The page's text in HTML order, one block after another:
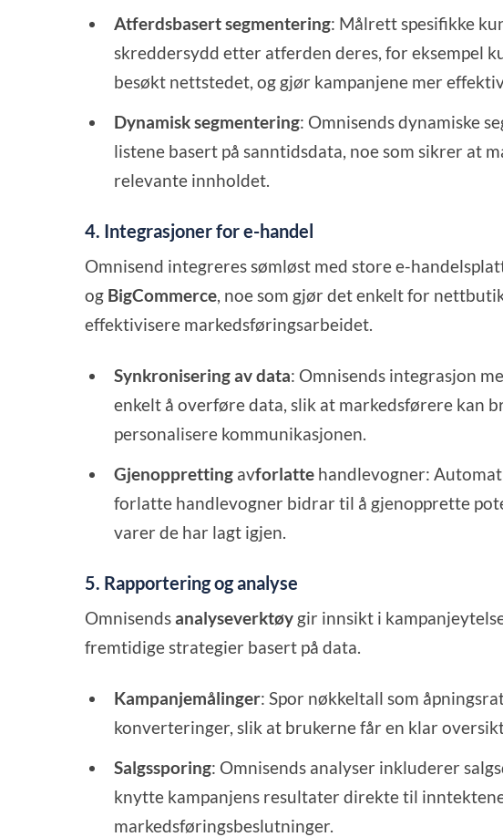
Atferdsbasert segmentering: Målrett spesifikke
skreddersydd etter atferden deres, for eksempel
besøkt nettstedet, og gjør kampanjene mer
Dynamisk segmentering: Omnisends dynamiske
listene basert på sanntidsdata, noe som sikrer at
relevante innholdet.
4. Integrasjoner for e-handel
Omnisend integreres sømløst med store e-
og BigCommerce, noe som gjør det enkelt for
effektivisere markedsføringsarbeidet.
Synkronisering av data: Omnisends integrasjon
enkelt å overføre data, slik at markedsførere kan
personalisere kommunikasjonen.
Gjenoppretting avforlatte handlevogner:
forlatte handlevogner bidrar til å gjenopprette
varer de har lagt igjen.
5. Rapportering og analyse
Omnisendsanalyseverktøy gir innsikt i
fremtidige strategier basert på data.
Kampanjemålinger: Spor nøkkeltall som
konverteringer, slik at brukerne får en klar
Salgssporing: Omnisends analyser inkluderer
knytte kampanjens resultater direkte til
markedsføringsbeslutninger.